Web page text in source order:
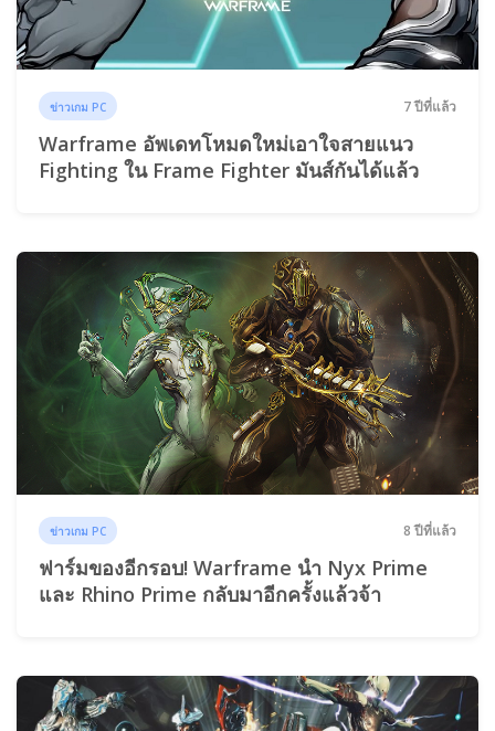
ข่าวเกม PC 7 ปีที่แล้ว
Warframe อัพเดทโหมดใหม่เอาใจสายแนว
Fighting ใน Frame Fighter มันส์กันได้แล้ว
ข่าวเกม PC 8 ปีที่แล้ว
ฟาร์มของอีกรอบ! Warframe นำ Nyx Prime
และ Rhino Prime กลับมาอีกครั้งแล้วจ้า